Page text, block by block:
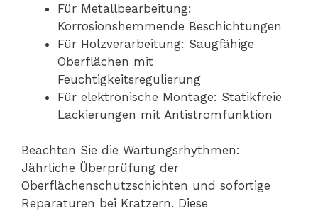
Für Metallbearbeitung:
Korrosionshemmende Beschichtungen
Für Holzverarbeitung: Saugfähige
Oberflächen mit
Feuchtigkeitsregulierung
Für elektronische Montage: Statikfreie
Lackierungen mit Antistromfunktion
Beachten Sie die Wartungsrhythmen:
Jährliche Überprüfung der
Oberflächenschutzschichten und sofortige
Reparaturen bei Kratzern. Diese